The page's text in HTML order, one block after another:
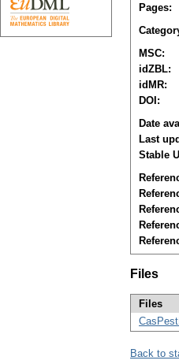
Pages:
MSC:
idZBL:
idMR:
DOI:
Date
Last
Stable
Files
Files
Back to